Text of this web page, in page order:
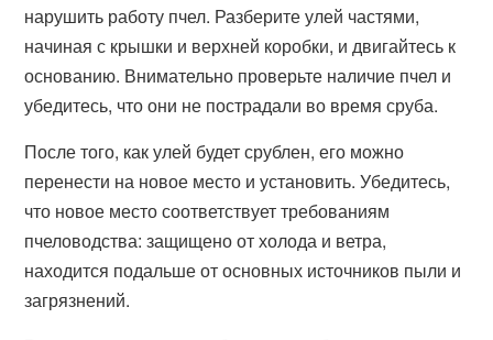
нарушить работу пчел. Разберите улей частями,
начиная с крышки и верхней коробки, и двигайтесь к
основанию. Внимательно проверьте наличие пчел и
убедитесь, что они не пострадали во время сруба.
После того, как улей будет срублен, его можно
перенести на новое место и установить. Убедитесь,
что новое место соответствует требованиям
пчеловодства: защищено от холода и ветра,
находится подальше от основных источников пыли и
загрязнений.